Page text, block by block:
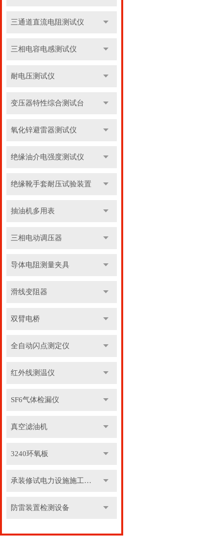
三通道直流电阻测试仪
三相电容电感测试仪
耐电压测试仪
变压器特性综合测试台
氧化锌避雷器测试仪
绝缘油介电强度测试仪
绝缘靴手套耐压试验装置
抽油机多用表
三相电动调压器
导体电阻测量夹具
滑线变阻器
双臂电桥
全自动闪点测定仪
红外线测温仪
SF6气体检漏仪
真空滤油机
3240环氧板
承装修试电力设施施工机具
防雷装置检测设备